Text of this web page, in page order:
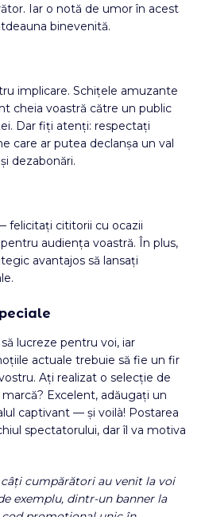
Iar o notă de umor în acest
binevenită.
implicare. Schițele amuzante
cheia voastră către un public
Dar fiți atenți: respectați
care ar putea declanșa un val
dezabonări.
felicitați cititorii cu ocazii
audiența voastră. În plus,
avantajos să lansați
lucreze pentru voi, iar
actuale trebuie să fie un fir
Ați realizat o selecție de
Excelent, adăugați un
captivant — și voilà! Postarea
spectatorului, dar îl va motiva
cumpărători au venit la voi
exemplu, dintr-un banner la